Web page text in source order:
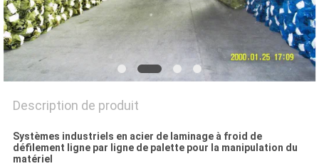
Description de produit
Systèmes industriels en acier de laminage à froid de
défilement ligne par ligne de palette pour la manipulation du
matériel